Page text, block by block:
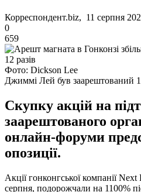
Корреспондент.biz, 11 серпня
0
659
Фото: Dickson Lee
Джиммі Лей був заарештований
Скупку акцій на
заарештованого
онлайн-форуми
опозиції.
Акції гонконгської компанії
серпня, подорожчали на 1100%